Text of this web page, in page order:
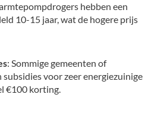
hebben een
10-15 jaar, wat de hogere prijs
: Sommige gemeenten of
voor zeer energiezuinige
€100 korting.